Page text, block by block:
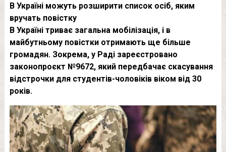
В Україні можуть розширити список осіб, яким
вручать повістку
В Україні триває загальна мобілізація, і в
майбутньому повістки отримають ще більше
громадян. Зокрема, у Раді зареєстровано
законопроєкт №9672, який передбачає скасування
відстрочки для студентів-чоловіків віком від 30
років.